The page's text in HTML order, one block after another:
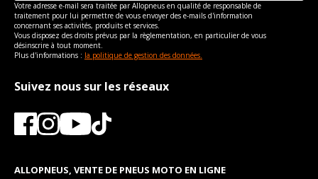
Votre adresse e-mail sera traitée par Allopneus en qualité de responsable de
traitement pour lui permettre de vous envoyer des e-mails d'information
concernant ses activités, produits et services.
Vous disposez des droits prévus par la règlementation, en particulier de vous
désinscrire à tout moment.
Plus d'informations : la politique de gestion des données.
Suivez nous sur les réseaux
ALLOPNEUS, VENTE DE PNEUS MOTO EN LIGNE